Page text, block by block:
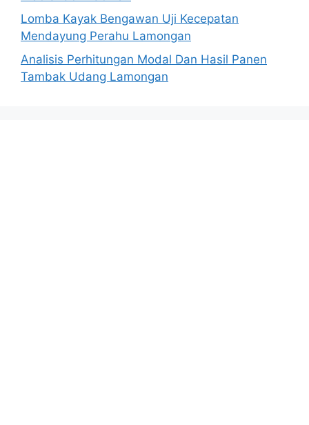
Lomba Kayak Bengawan Uji Kecepatan
Mendayung Perahu Lamongan
Analisis Perhitungan Modal Dan Hasil Panen
Tambak Udang Lamongan